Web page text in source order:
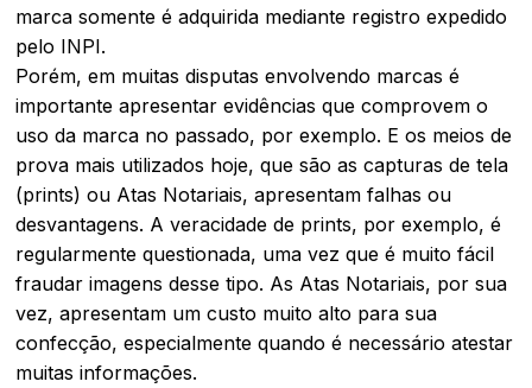
marca somente é adquirida mediante registro expedido
pelo INPI.
Porém, em muitas disputas envolvendo marcas é
importante apresentar evidências que comprovem o
uso da marca no passado, por exemplo. E os meios de
prova mais utilizados hoje, que são as capturas de tela
(prints) ou Atas Notariais, apresentam falhas ou
desvantagens. A veracidade de prints, por exemplo, é
regularmente questionada, uma vez que é muito fácil
fraudar imagens desse tipo. As Atas Notariais, por sua
vez, apresentam um custo muito alto para sua
confecção, especialmente quando é necessário atestar
muitas informações.